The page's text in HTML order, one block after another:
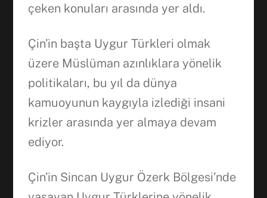
çeken konuları arasında yer aldı.
Çin’in başta Uygur Türkleri olmak
üzere Müslüman azınlıklara yönelik
politikaları, bu yıl da dünya
kamuoyunun kaygıyla izlediği insani
krizler arasında yer almaya devam
ediyor.
Çin’in Sincan Uygur Özerk Bölgesi’nde